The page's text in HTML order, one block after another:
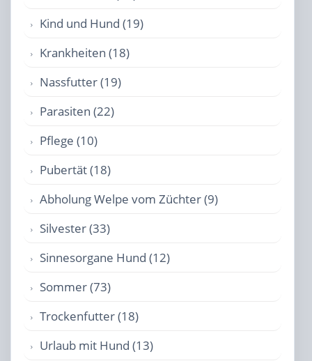
Kind und Hund (19)
Krankheiten (18)
Nassfutter (19)
Parasiten (22)
Pflege (10)
Pubertät (18)
Abholung Welpe vom Züchter (9)
Silvester (33)
Sinnesorgane Hund (12)
Sommer (73)
Trockenfutter (18)
Urlaub mit Hund (13)